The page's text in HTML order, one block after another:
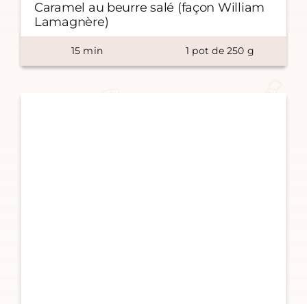
Caramel au beurre salé (façon William
Lamagnère)
15 min 1 pot de 250 g